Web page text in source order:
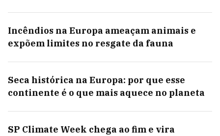
Incêndios na Europa ameaçam animais e
expõem limites no resgate da fauna
Seca histórica na Europa: por que esse
continente é o que mais aquece no planeta
SP Climate Week chega ao fim e vira